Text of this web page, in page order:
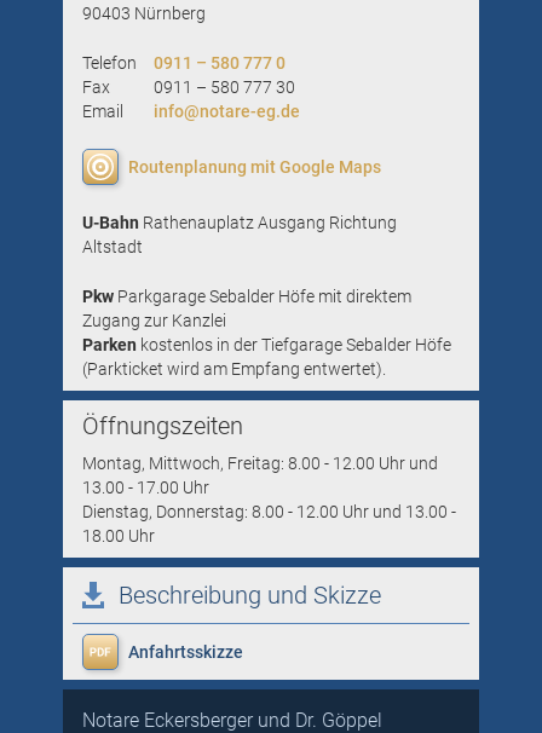
90403 Nürnberg
Telefon
0911 – 580 777 0
Fax
0911 – 580 777 30
Email
info@notare-eg.de
Routenplanung mit Google Maps
U-Bahn Rathenauplatz Ausgang Richtung
Altstadt
Pkw Parkgarage Sebalder Höfe mit direktem
Zugang zur Kanzlei
Parken kostenlos in der Tiefgarage Sebalder Höfe
(Parkticket wird am Empfang entwertet).
Öffnungszeiten
Montag, Mittwoch, Freitag: 8.00 - 12.00 Uhr und
13.00 - 17.00 Uhr
Dienstag, Donnerstag: 8.00 - 12.00 Uhr und 13.00 -
18.00 Uhr
Beschreibung und Skizze
Anfahrtsskizze
Notare Eckersberger und Dr. Göppel